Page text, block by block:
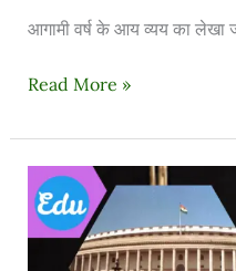
आगामी वर्ष के आय व्यय का लेखा
Read More »
राज्यसभा
की
शक्तियाँ